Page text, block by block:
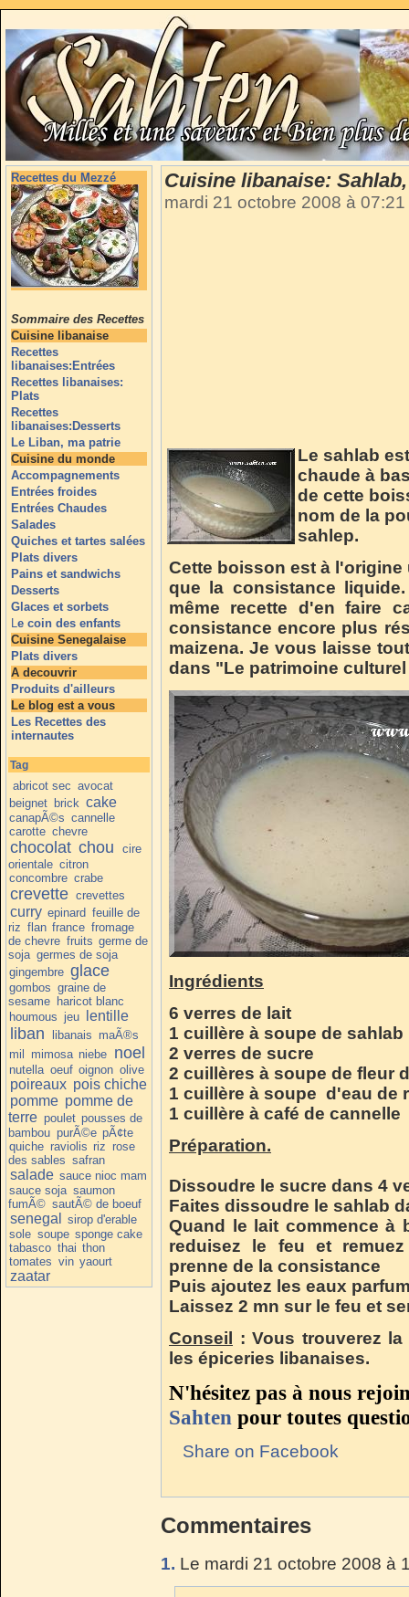
Recettes du Mezzé
Sommaire des Recettes
Cuisine libanaise
Recettes
libanaises:Entrées
Recettes libanaises:
Plats
Recettes
libanaises:Desserts
Le Liban, ma patrie
Cuisine du monde
Accompagnements
Entrées froides
Entrées Chaudes
Salades
Quiches et tartes salées
Plats divers
Pains et sandwichs
Desserts
Glaces et sorbets
Le coin des enfants
Cuisine Senegalaise
Plats divers
A decouvrir
Produits d'ailleurs
Le blog est a vous
Les Recettes des
internautes
Tag
abricot sec avocat
beignet brick cake
canapÃ©s cannelle
carotte chevre
chocolat chou
cire
orientale citron
concombre crabe
crevette crevettes
curry epinard feuille de
riz flan france fromage
de chevre fruits germe de
soja germes de soja
gingembre glace
gombos graine de
sesame haricot blanc
houmous jeu lentille
liban libanais maÃ®s
mil mimosa niebe noel
nutella oeuf oignon olive
poireaux pois chiche
pomme pomme de
terre poulet pousses de
bambou purÃ©e pÃ¢te
quiche raviolis riz rose
des sables safran
salade sauce nioc mam
sauce soja saumon
fumÃ© sautÃ© de boeuf
senegal
sirop d'erable
sole soupe sponge cake
tabasco thai thon
tomates vin yaourt
zaatar
Cuisine libanaise:
mardi 21 octobre 2008 à 07:21
Le sahlab
chaude à
de cette
nom de la
sahlep.
Cette boisson est à
que la consistance
même recette d'en faire
consistance encore plus
maizena. Je vous laisse
dans "Le patrimoine
Ingrédients
6 verres de lait
1 cuillère à soupe de sahlab
2 verres de sucre
2 cuillères à soupe de fleur
1 cuillère à soupe d'eau de
1 cuillère à café de cannelle
Préparation.
Dissoudre le sucre dans 4
Faites dissoudre le sahlab
Quand le lait commence à
reduisez le feu et
prenne de la consistance
Puis ajoutez les eaux
Laissez 2 mn sur le feu et
Conseil
: Vous trouverez
les épiceries libanaises.
N'hésitez pas à nous
Sahten pour toutes
Share on Facebook
Commentaires
1. Le mardi 21 octobre 2008 à